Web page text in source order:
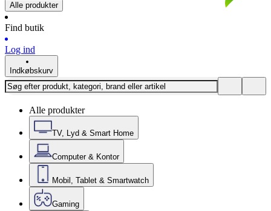
Alle produkter
Find butik
Log ind
Indkøbskurv
Alle produkter
TV, Lyd & Smart Home
Computer & Kontor
Mobil, Tablet & Smartwatch
Gaming